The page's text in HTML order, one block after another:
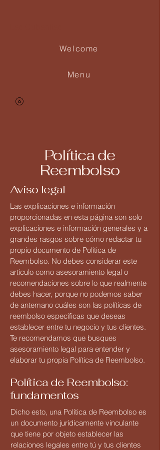
Welcome
Menu
Política de
Reembolso
Aviso legal
Las explicaciones e información
proporcionadas en esta página son solo
explicaciones e información generales y a
grandes rasgos sobre cómo redactar tu
propio documento de Política de
Reembolso. No debes considerar este
artículo como asesoramiento legal o
recomendaciones sobre lo que realmente
debes hacer, porque no podemos saber
de antemano cuáles son las políticas de
reembolso específicas que deseas
establecer entre tu negocio y tus clientes.
Te recomendamos que busques
asesoramiento legal para entender y
elaborar tu propia Política de Reembolso.
Política de Reembolso:
fundamentos
Dicho esto, una Política de Reembolso es
un documento jurídicamente vinculante
que tiene por objeto establecer las
relaciones legales entre tú y tus clientes